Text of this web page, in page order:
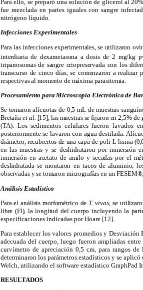
Para ello, se preparó una solución de glicerol al
fue mezclada en partes iguales con sangre
nitrógeno líquido.
Infecciones Experimentales
Para las infecciones experimentales, se utilizaron
interdiaria de dexametasona a dosis de 2 mg/kg
tripanosomas de sangre criopreservada con los
transcurso de cinco días, se comenzaron a realizar
respectivas al momento de máxima parasitemia.
Procesamiento para Microscopía Electrónica de
Se tomaron alícuotas de 0,5 mL de muestras
Bretañaet al. [15], las muestras se fijaron en 2,5%
(TA). Los sedimentos celulares fueron
posteriormente se lavaron con agua destilada.
diámetro, recubiertos de una capa de poli-L-lisina
en las muestras y se deshidrataron por inmersión
inmersión en acetato de amilo y secadas por el
deshidratada se montaron en tacos de aluminio,
observadas y se tomaron micrografías en un
Análisis Estadístico
Para el análisis morfométrico de T. vivax, se
libre (Fl), la longitud del cuerpo incluyendo la
especificaciones indicadas por Hoare [12].
Para establecer los valores promedios y
adecuada del cuerpo, luego fueron ampliadas
curvímetro de apreciación 0,5 cm, para rangos
determinaron los parámetros estadísticos y se
Welch, utilizando el software estadístico GraphPad
RESULTADOS